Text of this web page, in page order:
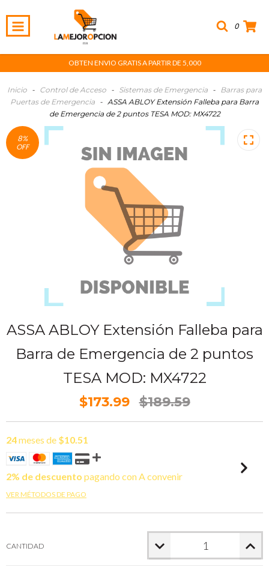
0
OBTEN ENVIO GRATIS A PARTIR DE 5,000
Inicio - Control de Acceso - Sistemas de Emergencia - Barras para
Puertas de Emergencia - ASSA ABLOY Extensión Falleba para Barra
de Emergencia de 2 puntos TESA MOD: MX4722
8%
OFF
ASSA ABLOY Extensión Falleba para
Barra de Emergencia de 2 puntos
TESA MOD: MX4722
$173.99 $189.59
24meses de $10.51
2% de descuento pagando con A convenir
VER MÉTODOS DE PAGO
CANTIDAD